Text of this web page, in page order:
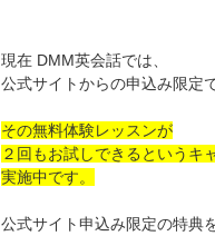
現在 DMM英会話では、
公式サイトからの申込み限定で
その無料体験レッスンが
２回もお試しできるというキ
実施中です。
公式サイト申込み限定の特典